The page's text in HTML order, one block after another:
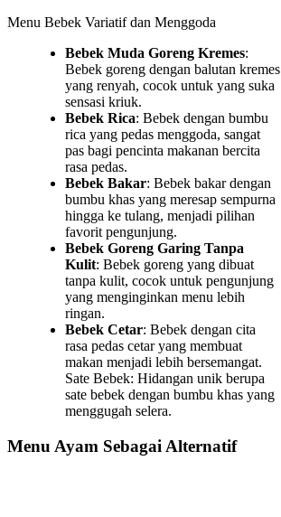
Menu Bebek Variatif dan Menggoda
Bebek Muda Goreng Kremes:
Bebek goreng dengan balutan kremes
yang renyah, cocok untuk yang suka
sensasi kriuk.
Bebek Rica: Bebek dengan bumbu
rica yang pedas menggoda, sangat
pas bagi pencinta makanan bercita
rasa pedas.
Bebek Bakar: Bebek bakar dengan
bumbu khas yang meresap sempurna
hingga ke tulang, menjadi pilihan
favorit pengunjung.
Bebek Goreng Garing Tanpa
Kulit: Bebek goreng yang dibuat
tanpa kulit, cocok untuk pengunjung
yang menginginkan menu lebih
ringan.
Bebek Cetar: Bebek dengan cita
rasa pedas cetar yang membuat
makan menjadi lebih bersemangat.
Sate Bebek: Hidangan unik berupa
sate bebek dengan bumbu khas yang
menggugah selera.
Menu Ayam Sebagai Alternatif